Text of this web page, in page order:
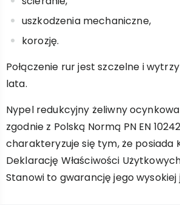
uszkodzenia mechaniczne,
korozję.
Połączenie rur jest szczelne i
lata.
Nypel redukcyjny żeliwny
zgodnie z Polską Normą PN EN
charakteryzuje się tym, że posiada
Deklarację Właściwości
Stanowi to gwarancję jego wysokiej